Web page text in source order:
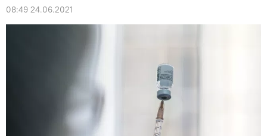
08:49 24.06.2021